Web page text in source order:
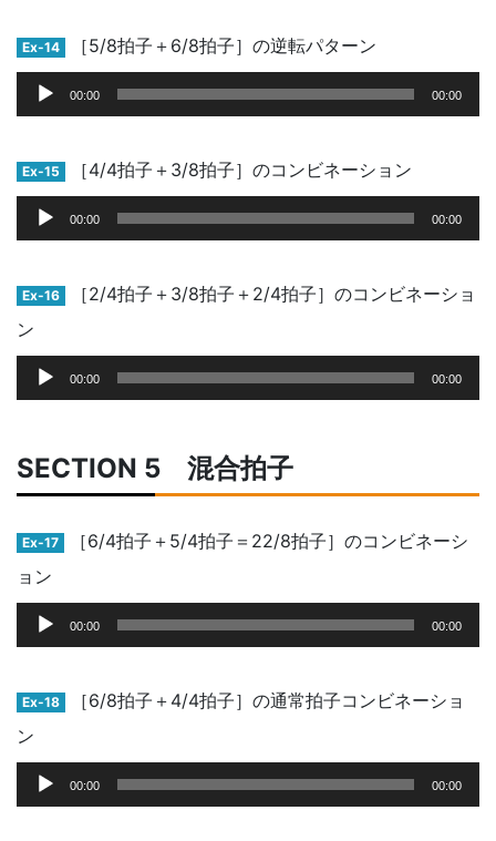
レ
ー
ー
Ex-14
［5/8拍子＋6/8拍子］の逆転パターン
声
レ
ー
ー
00:00 00:00
Ex-15
［4/4拍子＋3/8拍子］のコンビネーション
声
レ
ヤ
00:00 00:00
Ex-16
［2/4拍子＋3/8拍子＋2/4拍子］のコンビネーショ
ン
声
ー
ヤ
ー
00:00 00:00
SECTION 5 混合拍子
Ex-17
［6/4拍子＋5/4拍子＝22/8拍子］のコンビネーシ
ョン
声
レ
ヤ
00:00 00:00
Ex-18
［6/8拍子＋4/4拍子］の通常拍子コンビネーショ
ン
声
00:00 00:00